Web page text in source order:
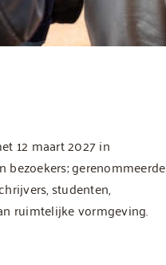
12 maart 2027 in
gerenommeerde
studenten,
ruimtelijke vormgeving.